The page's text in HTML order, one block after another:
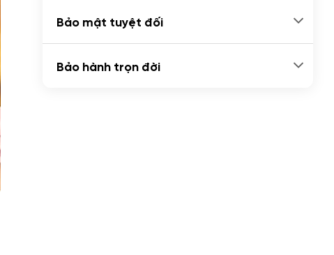
Bảo mật tuyệt đối
Bảo hành trọn đời